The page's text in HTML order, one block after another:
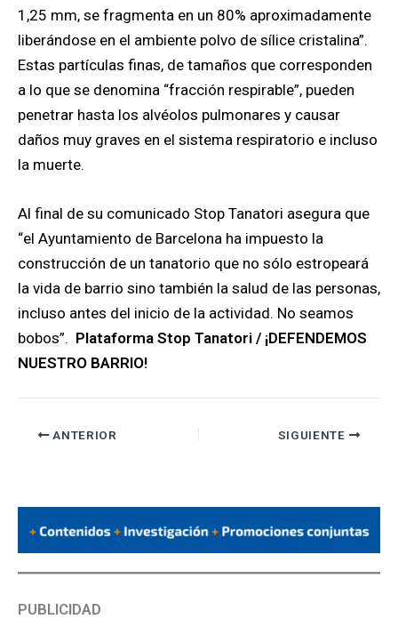
1,25 mm, se fragmenta en un 80% aproximadamente
liberándose en el ambiente polvo de sílice cristalina”.
Estas partículas finas, de tamaños que corresponden
a lo que se denomina “fracción respirable”, pueden
penetrar hasta los alvéolos pulmonares y causar
daños muy graves en el sistema respiratorio e incluso
la muerte.
Al final de su comunicado Stop Tanatori asegura que
“el Ayuntamiento de Barcelona ha impuesto la
construcción de un tanatorio que no sólo estropeará
la vida de barrio sino también la salud de las personas,
incluso antes del inicio de la actividad. No seamos
bobos”. Plataforma Stop Tanatori / ¡DEFENDEMOS
NUESTRO BARRIO!
ANTERIOR SIGUIENTE
PUBLICIDAD